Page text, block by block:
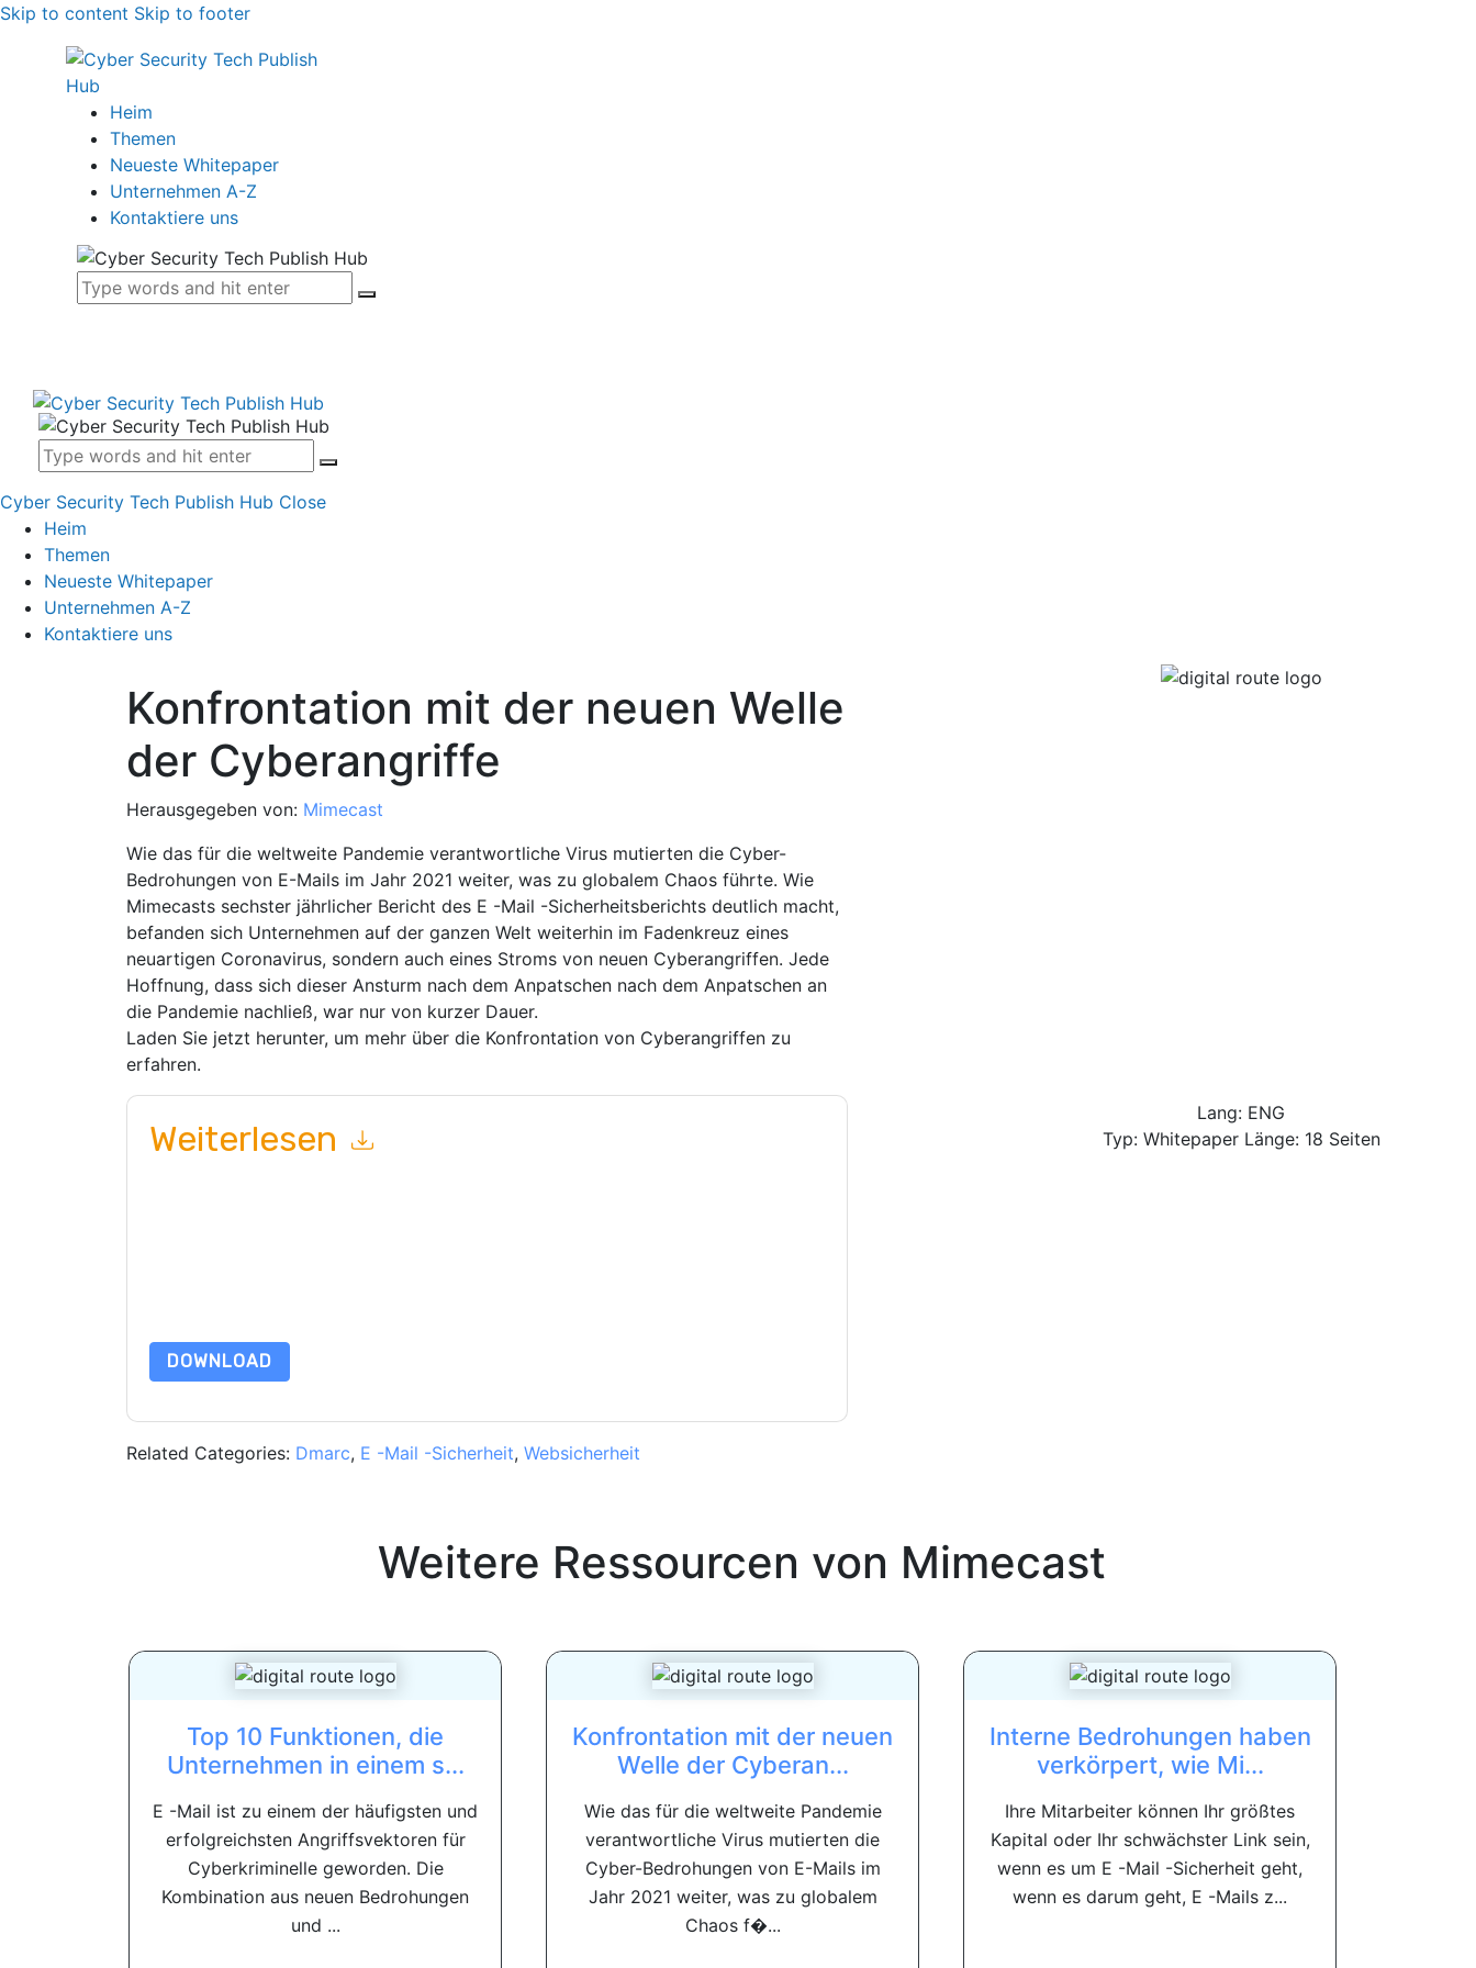
Skip to content Skip to footer
Heim
Themen
Neueste Whitepaper
Unternehmen A-Z
Kontaktiere uns
Cyber Security Tech Publish Hub Close
Heim
Themen
Neueste Whitepaper
Unternehmen A-Z
Kontaktiere uns
Konfrontation mit der neuen Welle
der Cyberangriffe
Herausgegeben von: Mimecast
Wie das für die weltweite Pandemie verantwortliche Virus mutierten die Cyber-
Bedrohungen von E-Mails im Jahr 2021 weiter, was zu globalem Chaos führte. Wie
Mimecasts sechster jährlicher Bericht des E -Mail -Sicherheitsberichts deutlich macht,
befanden sich Unternehmen auf der ganzen Welt weiterhin im Fadenkreuz eines
neuartigen Coronavirus, sondern auch eines Stroms von neuen Cyberangriffen. Jede
Hoffnung, dass sich dieser Ansturm nach dem Anpatschen nach dem Anpatschen an
die Pandemie nachließ, war nur von kurzer Dauer.
Laden Sie jetzt herunter, um mehr über die Konfrontation von Cyberangriffen zu
erfahren.
Weiterlesen
DOWNLOAD
Related Categories: Dmarc, E -Mail -Sicherheit, Websicherheit
Lang: ENG
Typ: Whitepaper Länge: 18 Seiten
Weitere Ressourcen von Mimecast
Top 10 Funktionen, die
Unternehmen in einem s...
E -Mail ist zu einem der häufigsten und
erfolgreichsten Angriffsvektoren für
Cyberkriminelle geworden. Die
Kombination aus neuen Bedrohungen
und ...
Konfrontation mit der neuen
Welle der Cyberan...
Wie das für die weltweite Pandemie
verantwortliche Virus mutierten die
Cyber-Bedrohungen von E-Mails im
Jahr 2021 weiter, was zu globalem
Chaos f�...
Interne Bedrohungen haben
verkörpert, wie Mi...
Ihre Mitarbeiter können Ihr größtes
Kapital oder Ihr schwächster Link sein,
wenn es um E -Mail -Sicherheit geht,
wenn es darum geht, E -Mails z...